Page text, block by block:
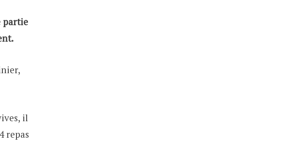
partie
il
repas